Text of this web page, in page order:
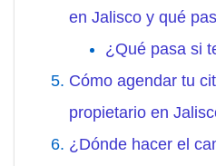
en Jalisco y qué
¿Qué pasa si
Cómo agendar tu
propietario en
¿Dónde hacer el